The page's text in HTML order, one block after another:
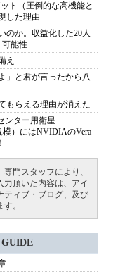
ト（圧倒的な高機能と
した理由
のか。収益化した20人
可能性
え
」と君が言ったから八
もらえる理由が消えた
ンター用衛星
模）にはNVIDIAのVera
門スタッフにより、
力頂いた内容は、アイ
ティブ・ブログ、及び
。